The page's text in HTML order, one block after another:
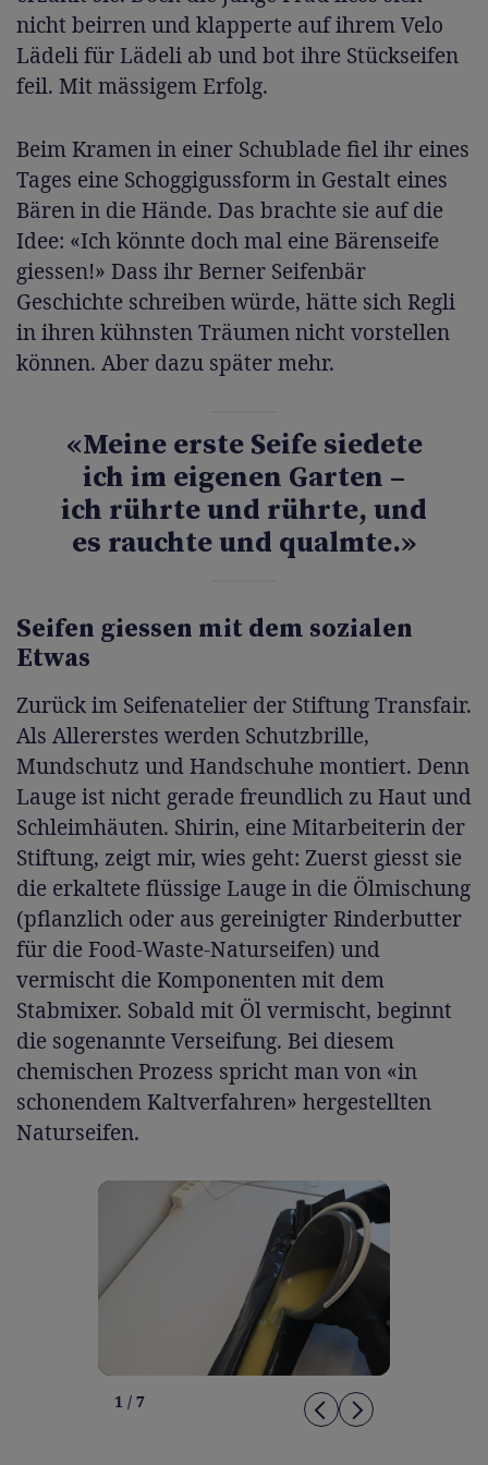
nicht beirren und klapperte auf ihrem Velo
Lädeli für Lädeli ab und bot ihre Stückseifen
feil. Mit mässigem Erfolg.
Beim Kramen in einer Schublade fiel ihr eines
Tages eine Schoggigussform in Gestalt eines
Bären in die Hände. Das brachte sie auf die
Idee: «Ich könnte doch mal eine Bärenseife
giessen!» Dass ihr Berner Seifenbär
Geschichte schreiben würde, hätte sich Regli
in ihren kühnsten Träumen nicht vorstellen
können. Aber dazu später mehr.
«Meine erste Seife siedete
ich im eigenen Garten –
ich rührte und rührte, und
es rauchte und qualmte.»
Seifen giessen mit dem sozialen
Etwas
Zurück im Seifenatelier der Stiftung Transfair.
Als Allererstes werden Schutzbrille,
Mundschutz und Handschuhe montiert. Denn
Lauge ist nicht gerade freundlich zu Haut und
Schleimhäuten. Shirin, eine Mitarbeiterin der
Stiftung, zeigt mir, wies geht: Zuerst giesst sie
die erkaltete flüssige Lauge in die Ölmischung
(pflanzlich oder aus gereinigter Rinderbutter
für die Food-Waste-Naturseifen) und
vermischt die Komponenten mit dem
Stabmixer. Sobald mit Öl vermischt, beginnt
die sogenannte Verseifung. Bei diesem
chemischen Prozess spricht man von «in
schonendem Kaltverfahren» hergestellten
Naturseifen.
1 / 7